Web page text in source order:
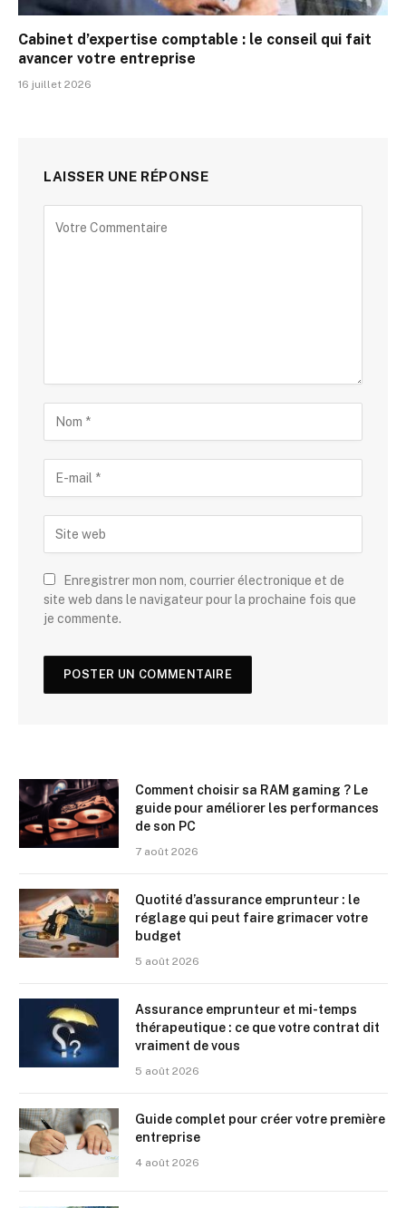
Cabinet d’expertise comptable : le conseil qui fait
avancer votre entreprise
16 juillet 2026
LAISSER UNE RÉPONSE
Enregistrer mon nom, courrier électronique et de
site web dans le navigateur pour la prochaine fois que
je commente.
Comment choisir sa RAM gaming ? Le
guide pour améliorer les performances
de son PC
7 août 2026
Quotité d’assurance emprunteur : le
réglage qui peut faire grimacer votre
budget
5 août 2026
Assurance emprunteur et mi-temps
thérapeutique : ce que votre contrat dit
vraiment de vous
5 août 2026
Guide complet pour créer votre première
entreprise
4 août 2026